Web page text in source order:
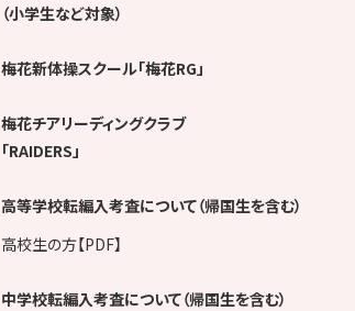
（小学生など対象）
梅花新体操スクール「梅花RG」
梅花チアリーディングクラブ
「RAIDERS」
高等学校転編入考査について（帰国生を含む）
高校生の方【PDF】
中学校転編入考査について（帰国生を含む）